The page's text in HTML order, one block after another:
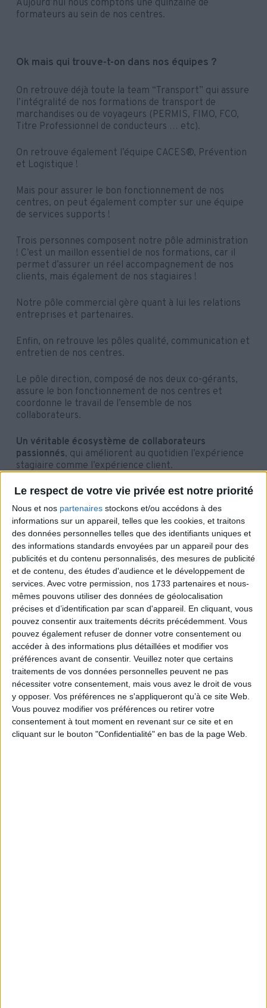
Le respect de votre vie privée est notre priorité
Nous et nos partenaires stockons et/ou accédons à des
informations sur un appareil, telles que les cookies, et traitons
des données personnelles telles que des identifiants uniques et
des informations standards envoyées par un appareil pour des
publicités et du contenu personnalisés, des mesures de publicité
et de contenu, des études d'audience et le développement de
services. Avec votre permission, nos 1733 partenaires et nous-
mêmes pouvons utiliser des données de géolocalisation
précises et d’identification par scan d'appareil. En cliquant, vous
pouvez consentir aux traitements décrits précédemment. Vous
pouvez également refuser de donner votre consentement ou
accéder à des informations plus détaillées et modifier vos
préférences avant de consentir. Veuillez noter que certains
traitements de vos données personnelles peuvent ne pas
nécessiter votre consentement, mais vous avez le droit de vous
y opposer. Vos préférences ne s'appliqueront qu’à ce site Web.
Vous pouvez modifier vos préférences ou retirer votre
consentement à tout moment en revenant sur ce site et en
cliquant sur le bouton "Confidentialité" en bas de la page Web.
Aujourd’hui nous comptons une quinzaine de
formateurs au sein de nos centres.
Ok mais qui trouve-t-on dans nos équipes ?
On retrouve déjà toute la team “Transport” qui assure
l’intégralité de nos formations de transport de
marchandises ou de voyageurs (PERMIS, FIMO, FCO,
Titre Professionnel de conducteurs … etc).
On retrouve également l’équipe CACES®, Prévention
et Logistique !
Mais pour assurer le bon fonctionnement de nos
centres, on peut également compter sur une équipe
de services supports !
Trois personnes composent notre pôle administration
! C’est un maillon essentiel de nos formations, car il
permet d’assurer un réel accompagnement de nos
clients, mais également de nos stagiaires !
Notre pôle commercial gère quant à lui les relations
entreprises et partenaires.
Enfin, on retrouve les pôles qualité, communication et
entretien de nos centres.
Le pôle direction, composé de nos deux co-gérants,
assure le bon fonctionnement de nos centres et
coordonne le travail de l’ensemble de nos
collaborateurs.
Un véritable écosystème de collaborateurs
passionnés, qui améliorent au quotidien l’expérience
stagiaire comme l’expérience client.
Les atouts de notre équipe de choc pour accompagner
les stagiaires jusqu’à la réussite de leur projet
professionnel ?